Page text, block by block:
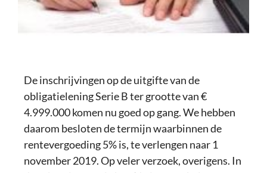
De inschrijvingen op de uitgifte van de
obligatielening Serie B ter grootte van €
4.999.000 komen nu goed op gang. We hebben
daarom besloten de termijn waarbinnen de
rentevergoeding 5% is, te verlengen naar 1
november 2019. Op veler verzoek, overigens. In